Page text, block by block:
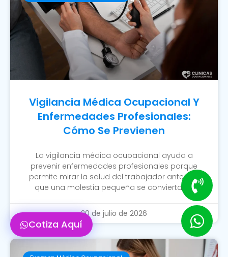
Vigilancia Médica Ocupacional Y
Enfermedades Profesionales:
Cómo Se Previenen
La vigilancia médica ocupacional ayuda a
prevenir enfermedades profesionales porque
permite mirar la salud del trabajador antes de
que una molestia pequeña se convierta en
20 de julio de 2026
Cotiza Aquí